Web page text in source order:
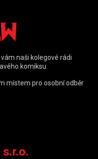
naši kolegové rádi
komiksu.
místem pro osobní odběr